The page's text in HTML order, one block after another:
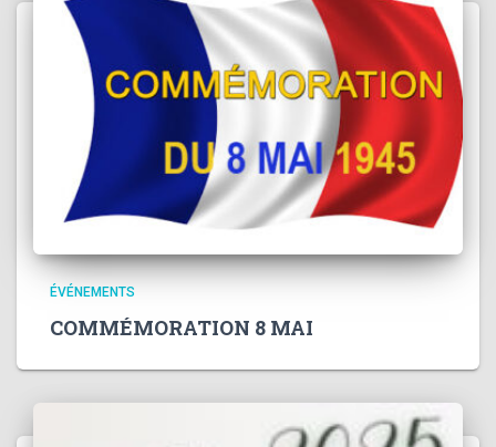
ÉVÉNEMENTS
COMMÉMORATION 8 MAI